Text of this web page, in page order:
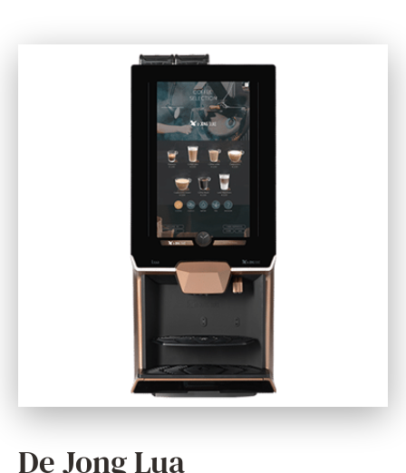
De Jong Lua